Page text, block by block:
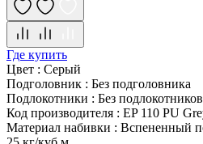
Где купить
Цвет : Серый
Подголовник : Без подголовника
Подлокотники : Без подлокотников
Код производителя : EP 110 PU
Материал набивки : Вспененный